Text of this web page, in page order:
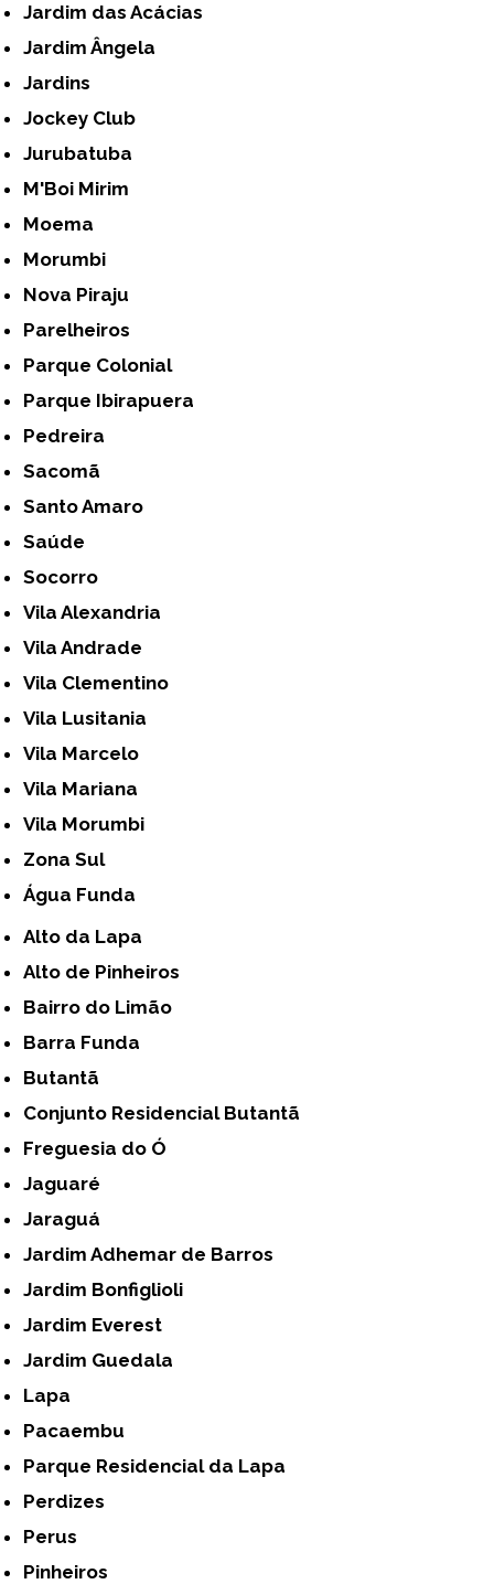
Jardim das Acácias
Jardim Ângela
Jardins
Jockey Club
Jurubatuba
M'Boi Mirim
Moema
Morumbi
Nova Piraju
Parelheiros
Parque Colonial
Parque Ibirapuera
Pedreira
Sacomã
Santo Amaro
Saúde
Socorro
Vila Alexandria
Vila Andrade
Vila Clementino
Vila Lusitania
Vila Marcelo
Vila Mariana
Vila Morumbi
Zona Sul
Água Funda
Alto da Lapa
Alto de Pinheiros
Bairro do Limão
Barra Funda
Butantã
Conjunto Residencial Butantã
Freguesia do Ó
Jaguaré
Jaraguá
Jardim Adhemar de Barros
Jardim Bonfiglioli
Jardim Everest
Jardim Guedala
Lapa
Pacaembu
Parque Residencial da Lapa
Perdizes
Perus
Pinheiros